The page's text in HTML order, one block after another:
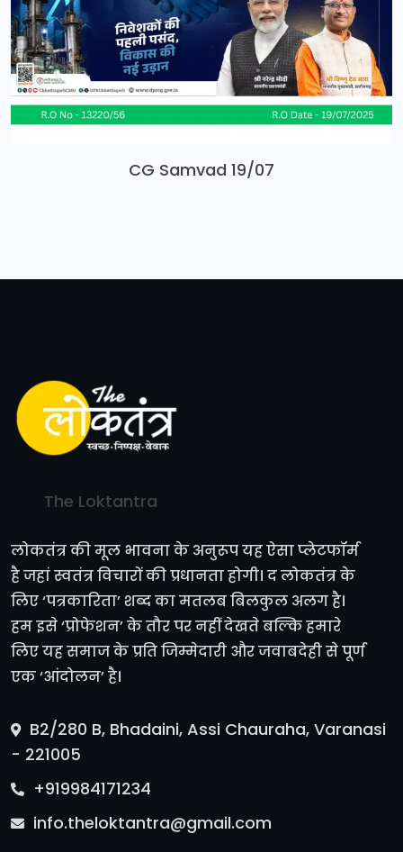
CG Samvad 19/07
The Loktantra
लोकतंत्र की मूल भावना के अनुरूप यह ऐसा प्लेटफॉर्म
है जहां स्वतंत्र विचारों की प्रधानता होगी। द लोकतंत्र के
लिए ‘पत्रकारिता’ शब्द का मतलब बिलकुल अलग है।
हम इसे ‘प्रोफेशन’ के तौर पर नहीं देखते बल्कि हमारे
लिए यह समाज के प्रति जिम्मेदारी और जवाबदेही से पूर्ण
एक ‘आंदोलन’ है।
B2/280 B, Bhadaini, Assi Chauraha, Varanasi
- 221005
+919984171234
info.theloktantra@gmail.com